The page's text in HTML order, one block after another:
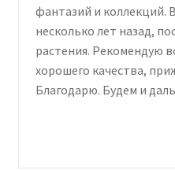
фантазий и коллекций.
несколько лет назад,
растения. Рекомендую
хорошего качества,
Благодарю. Будем и